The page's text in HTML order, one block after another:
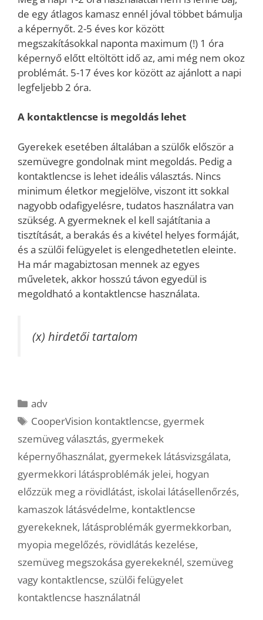
de egy átlagos kamasz ennél jóval többet bámulja
a képernyőt. 2-5 éves kor között
megszakításokkal naponta maximum (!) 1 óra
képernyő előtt eltöltött idő az, ami még nem okoz
problémát. 5-17 éves kor között az ajánlott a napi
legfeljebb 2 óra.
A kontaktlencse is megoldás lehet
Gyerekek esetében általában a szülők először a
szemüvegre gondolnak mint megoldás. Pedig a
kontaktlencse is lehet ideális választás. Nincs
minimum életkor megjelölve, viszont itt sokkal
nagyobb odafigyelésre, tudatos használatra van
szükség. A gyermeknek el kell sajátítania a
tisztítását, a berakás és a kivétel helyes formáját,
és a szülői felügyelet is elengedhetetlen eleinte.
Ha már magabiztosan mennek az egyes
műveletek, akkor hosszú távon egyedül is
megoldható a kontaktlencse használata.
(x) hirdetői tartalom
Kategória
adv
Címkék
CooperVision kontaktlencse, gyermek
szemüveg választás, gyermekek
képernyőhasználat, gyermekek látásvizsgálata,
gyermekkori látásproblémák jelei, hogyan
előzzük meg a rövidlátást, iskolai látásellenőrzés,
kamaszok látásvédelme, kontaktlencse
gyerekeknek, látásproblémák gyermekkorban,
myopia megelőzés, rövidlátás kezelése,
szemüveg megszokása gyerekeknél, szemüveg
vagy kontaktlencse, szülői felügyelet
kontaktlencse használatnál